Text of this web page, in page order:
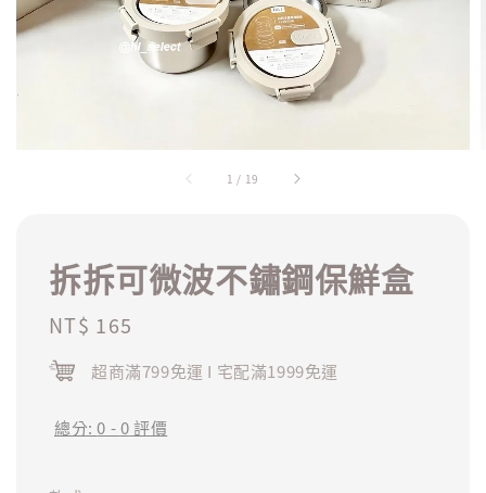
1 / 19
拆拆可微波不鏽鋼保鮮盒
Regular
price
NT$ 165
超商滿799免運 I 宅配滿1999免運
總分:0 -0評價